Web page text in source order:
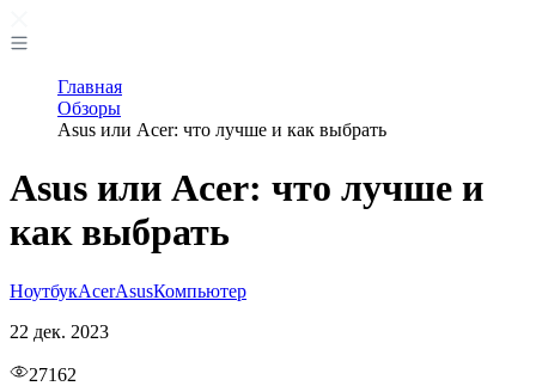
Главная
Обзоры
Asus или Acer: что лучше и как выбрать
Asus или Acer: что лучше и
как выбрать
НоутбукAcerAsusКомпьютер
22 дек. 2023
27162